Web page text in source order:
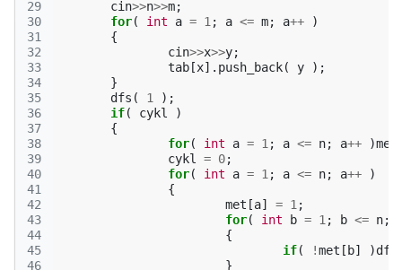
29
30
31
32
33
34
35
36
37
38
39
40
41
42
43
44
45
46
cin>>n>>m;
for( int a = 1 ; a <= m; a++
)
{
cin>>x>>y;
tab [x]. push_back( y
);
}
dfs ( 1
);
if( cykl
)
{
for( int a = 1 ; a <= n; a++ )met
cykl
= 0;
for( int a = 1 ; a <= n; a++
)
{
met [a] = 1 ;
for( int b = 1 ; b <= n;
{
if( !met [ b] )dfs
}